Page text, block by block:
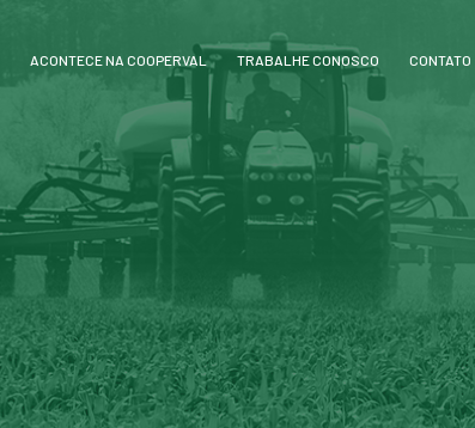
ACONTECE NA COOPERVAL TRABALHE CONOSCO CONTATO